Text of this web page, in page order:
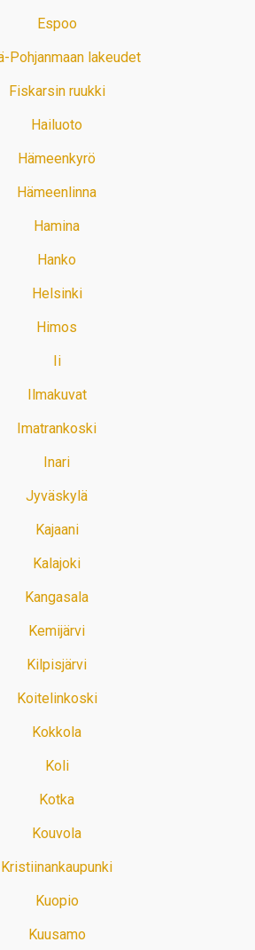
Espoo
Pohjanmaan lakeudet
Fiskarsin ruukki
Hailuoto
Hämeenkyrö
Hämeenlinna
Hamina
Hanko
Helsinki
Himos
Ii
Ilmakuvat
Imatrankoski
Inari
Jyväskylä
Kajaani
Kalajoki
Kangasala
Kemijärvi
Kilpisjärvi
Koitelinkoski
Kokkola
Koli
Kotka
Kouvola
Kristiinankaupunki
Kuopio
Kuusamo